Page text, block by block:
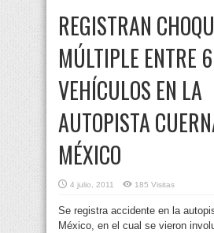
REGISTRAN
MÚLTIPLE ENTRE 6
VEHÍCULOS EN LA
AUTOPISTA
MÉXICO
4 julio, 2011 185 Visitas
Se registra accidente en la
México, en el cual se vieron